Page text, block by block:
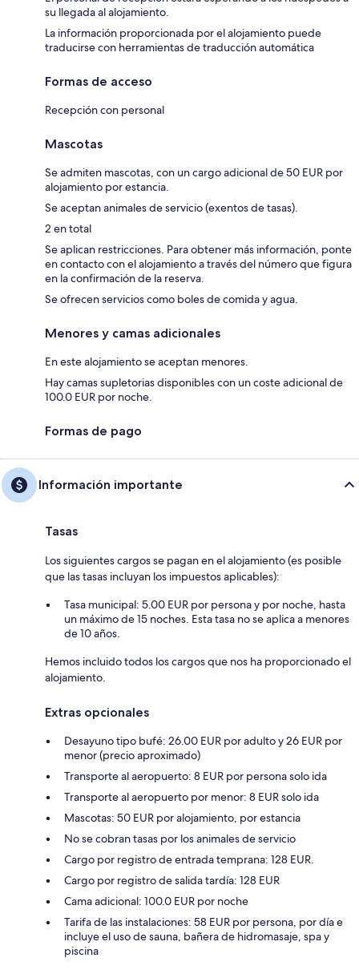
su llegada al alojamiento.
La información proporcionada por el alojamiento puede
traducirse con herramientas de traducción automática
Formas de acceso
Recepción con personal
Mascotas
Se admiten mascotas, con un cargo adicional de 50 EUR por
alojamiento por estancia.
Se aceptan animales de servicio (exentos de tasas).
2 en total
Se aplican restricciones. Para obtener más información, ponte
en contacto con el alojamiento a través del número que figura
en la confirmación de la reserva.
Se ofrecen servicios como boles de comida y agua.
Menores y camas adicionales
En este alojamiento se aceptan menores.
Hay camas supletorias disponibles con un coste adicional de
100.0 EUR por noche.
Formas de pago
Información importante
Tasas
Los siguientes cargos se pagan en el alojamiento (es posible
que las tasas incluyan los impuestos aplicables):
Tasa municipal: 5.00 EUR por persona y por noche, hasta
un máximo de 15 noches. Esta tasa no se aplica a menores
de 10 años.
Hemos incluido todos los cargos que nos ha proporcionado el
alojamiento.
Extras opcionales
Desayuno tipo bufé: 26.00 EUR por adulto y 26 EUR por
menor (precio aproximado)
Transporte al aeropuerto: 8 EUR por persona solo ida
Transporte al aeropuerto por menor: 8 EUR solo ida
Mascotas: 50 EUR por alojamiento, por estancia
No se cobran tasas por los animales de servicio
Cargo por registro de entrada temprana: 128 EUR.
Cargo por registro de salida tardía: 128 EUR
Cama adicional: 100.0 EUR por noche
Tarifa de las instalaciones: 58 EUR por persona, por día e
incluye el uso de sauna, bañera de hidromasaje, spa y
piscina